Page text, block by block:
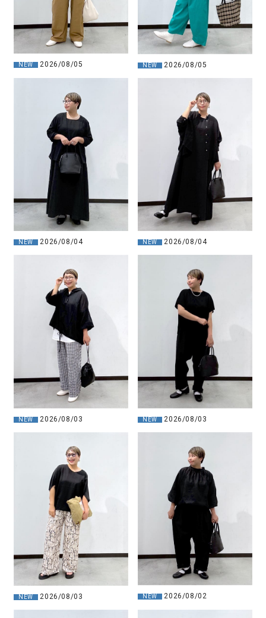
NEW 2026/08/05 NEW 2026/08/05
NEW 2026/08/04 NEW 2026/08/04
NEW 2026/08/03 NEW 2026/08/03
NEW 2026/08/03 NEW 2026/08/02